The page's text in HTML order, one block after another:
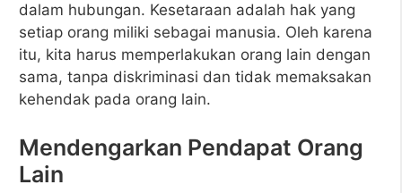
dalam hubungan. Kesetaraan adalah hak yang
setiap orang miliki sebagai manusia. Oleh karena
itu, kita harus memperlakukan orang lain dengan
sama, tanpa diskriminasi dan tidak memaksakan
kehendak pada orang lain.
Mendengarkan Pendapat Orang
Lain